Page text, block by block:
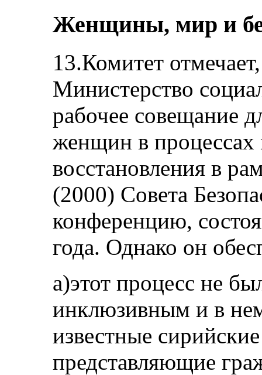
Женщины, мир и
13.Комитет
Министерство
рабочее совещание
женщин в процессах
восстановления в
(2000) Совета
конференцию,
года. Однако он
а)этот процесс не
инклюзивным и в
известные
представляющие